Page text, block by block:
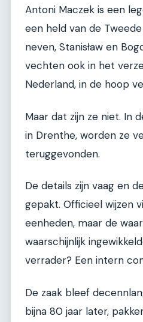
Antoni Maczek is een
een held van de
neven, Stanisław en
vechten ook in het
Nederland, in de hoop
Maar dat zijn ze niet. In
in Drenthe, worden ze
teruggevonden.
De details zijn vaag en
gepakt. Officieel wijzen
eenheden, maar de
waarschijnlijk
verrader? Een intern
De zaak bleef
bijna 80 jaar later,